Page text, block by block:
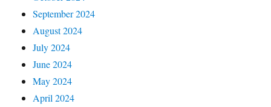
September 2024
August 2024
July 2024
June 2024
May 2024
April 2024